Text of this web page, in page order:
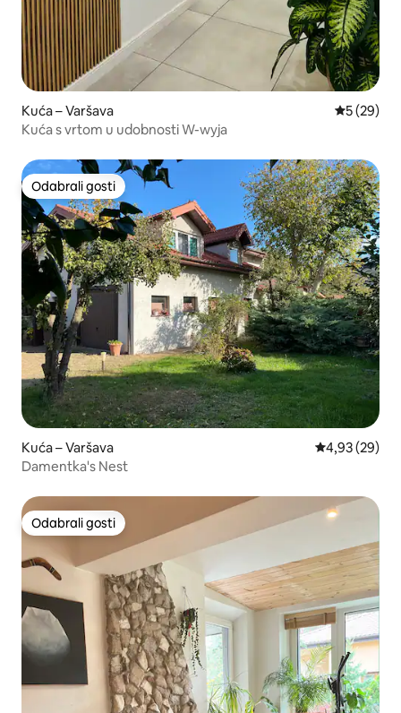
Kuća – Varšava Prosječna
5 (29)
Kuća s vrtom u udobnosti W-wyja
Odabrali gosti
Odabrali gosti
Kuća – Varšava Prosječna
4,93 (29)
Damentka's Nest
Odabrali gosti
Odabrali gosti